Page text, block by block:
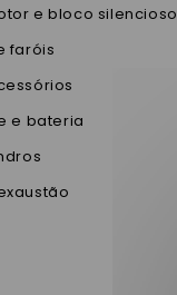
e bloco silencioso
faróis
e bateria